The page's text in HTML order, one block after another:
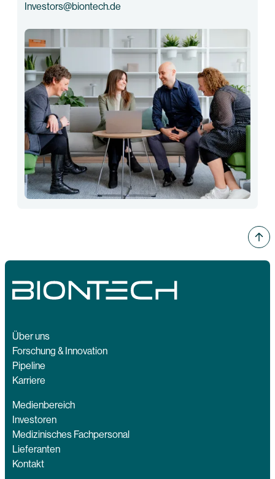
Investors@biontech.de
Über uns
Forschung & Innovation
Pipeline
Karriere
Medienbereich
Investoren
Medizinisches Fachpersonal
Lieferanten
Kontakt